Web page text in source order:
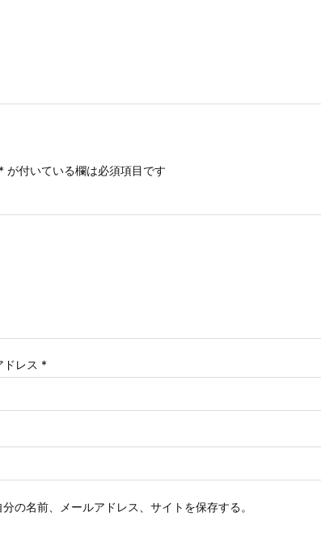
* が付いている欄は必須項目です
ドレス *
の名前、メールアドレス、サイトを保存する。